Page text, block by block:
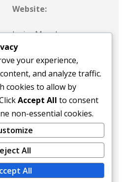
Website:
Javier Morales er en
passioneret
sportsjournalist og
fodboldentusiast fra
Panama. Med et skarpt
øje for talent har han
dedikeret sin karriere til
at udforske historierne
om berømte panamanske
fodboldspillere. Gennem
sine engagerende
your experience,
and analyze traffic.
cookies to allow by
Accept All to consent
non-essential cookies.
All
All